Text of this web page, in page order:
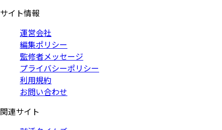
サイト情報
運営会社
編集ポリシー
監修者メッセージ
プライバシーポリシー
利用規約
お問い合わせ
関連サイト